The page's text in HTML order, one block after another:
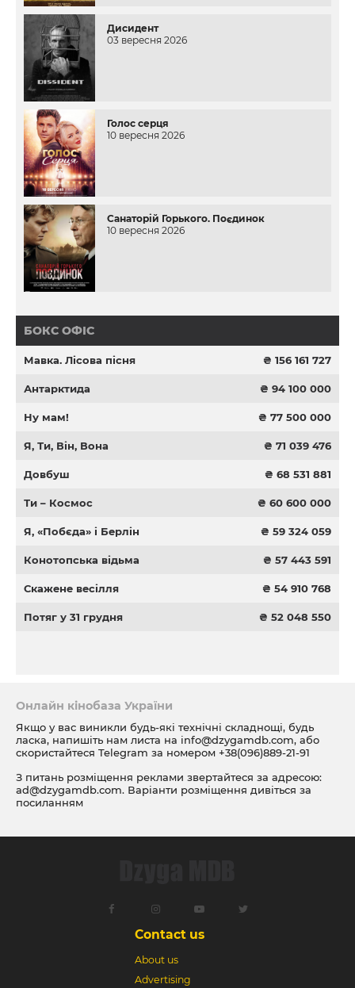
Дисидент
03 вересня 2026
Голос серця
10 вересня 2026
Санаторій Горького. Поєдинок
10 вересня 2026
БОКС ОФІС
Мавка. Лісова пісня ₴ 156 161 727
Антарктида ₴ 94 100 000
Ну мам! ₴ 77 500 000
Я, Ти, Він, Вона ₴ 71 039 476
Довбуш ₴ 68 531 881
Ти – Космос ₴ 60 600 000
Я, «Побєда» і Берлін ₴ 59 324 059
Конотопська відьма ₴ 57 443 591
Скажене весілля ₴ 54 910 768
Потяг у 31 грудня ₴ 52 048 550
Онлайн кінобаза України
Якщо у вас виникли будь-які технічні складнощі, будь
ласка, напишіть нам листа на info@dzygamdb.com, або
скористайтеся Telegram за номером +38(096)889-21-91
З питань розміщення реклами звертайтеся за адресою:
ad@dzygamdb.com. Варіанти розміщення дивіться за
посиланням
Contact us
About us
Advertising